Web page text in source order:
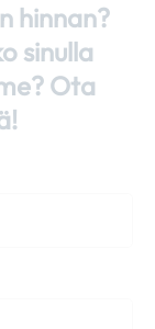
hinnan?
sinulla
Ota